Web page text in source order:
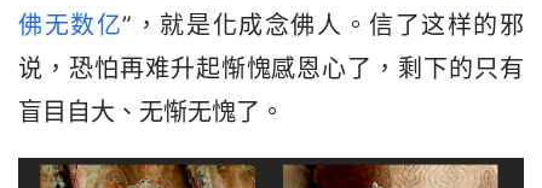
佛无数亿”，就是化成念佛人。信了这样的邪
说，恐怕再难升起惭愧感恩心了，剩下的只有
盲目自大、无惭无愧了。